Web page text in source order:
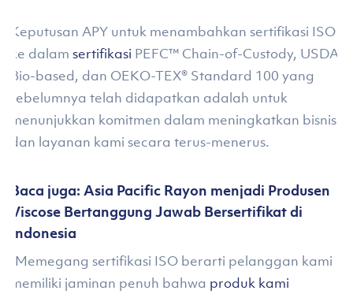
Keputusan APY untuk menambahkan sertifikasi ISO
ke dalamsertifikasi PEFC™ Chain-of-Custody, USDA
Bio-based, dan OEKO-TEX® Standard 100 yang
sebelumnya telah didapatkan adalah untuk
menunjukkan komitmen dalam meningkatkan bisnis
dan layanan kami secara terus-menerus.
Baca juga: Asia Pacific Rayon menjadi Produsen
Viscose Bertanggung Jawab Bersertifikat di
Indonesia
“Memegang sertifikasi ISO berarti pelanggan kami
memiliki jaminan penuh bahwa produk kami